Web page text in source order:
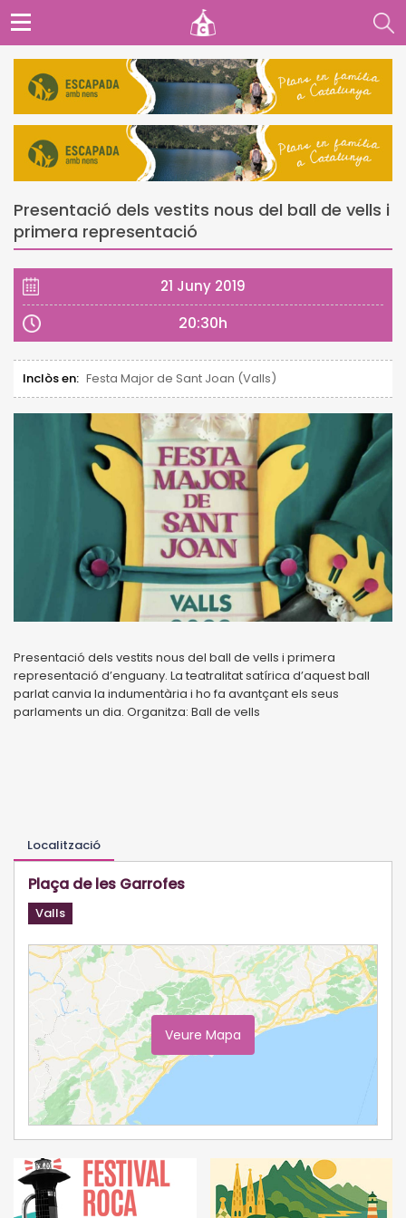
Presentació dels vestits nous del ball de vells i
primera representació
21 Juny 2019
20:30h
Inclòs en: Festa Major de Sant Joan (Valls)
Presentació dels vestits nous del ball de vells i primera
representació d’enguany. La teatralitat satírica d’aquest ball
parlat canvia la indumentària i ho fa avantçant els seus
parlaments un dia. Organitza: Ball de vells
Localització
Plaça de les Garrofes
Valls
Veure Mapa